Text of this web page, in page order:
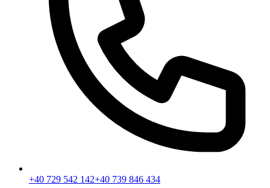
+40 729 542 142+40 739 846 434